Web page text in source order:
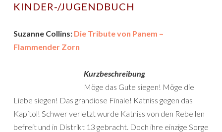
KINDER-/JUGENDBUCH
Suzanne Collins: Die Tribute von Panem –
Flammender Zorn
Kurzbeschreibung
Möge das Gute siegen! Möge die
Liebe siegen! Das grandiose Finale! Katniss gegen das
Kapitol! Schwer verletzt wurde Katniss von den Rebellen
befreit und in Distrikt 13 gebracht. Doch ihre einzige Sorge